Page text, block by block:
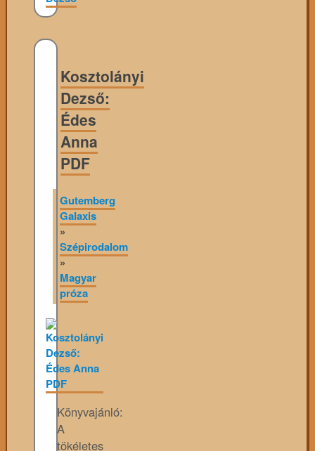
Kosztolányi
Dezső:
Édes
Anna
PDF
Gutemberg
Galaxis
»
Szépirodalom
»
Magyar
próza
Könyvajánló:
A
tökéletes